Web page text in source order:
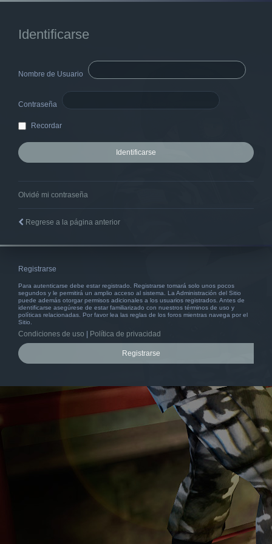
Identificarse
Nombre de Usuario
Contraseña
Recordar
Olvidé mi contraseña
Regrese a la página anterior
Registrarse
Para autenticarse debe estar registrado. Registrarse tomará solo unos pocos
segundos y le permitirá un amplio acceso al sistema. La Administración del Sitio
puede además otorgar permisos adicionales a los usuarios registrados. Antes de
identificarse asegúrese de estar familiarizado con nuestros términos de uso y
políticas relacionadas. Por favor lea las reglas de los foros mientras navega por el
Sitio.
Condiciones de uso Política de privacidad
Registrarse